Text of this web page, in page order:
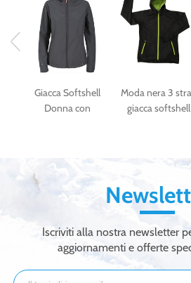
Giacca Softshell
Donna con
Moda nera 3
giacca softshell
Iscriviti alla nostra newsletter
aggiornamenti e offerte